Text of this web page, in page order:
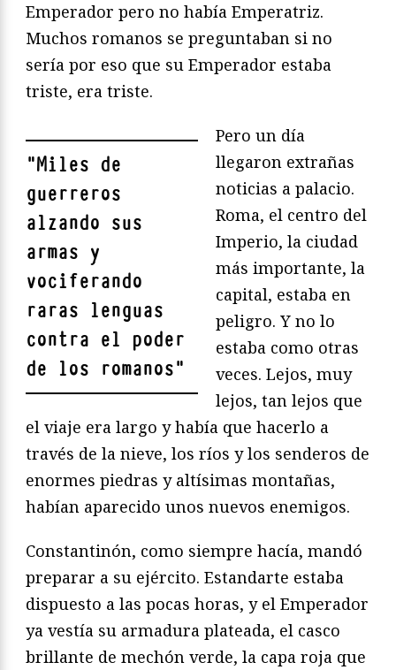
Emperador pero no había Emperatriz.
Muchos romanos se preguntaban si no
sería por eso que su Emperador estaba
triste, era triste.
"Miles de
guerreros
alzando sus
armas y
vociferando
raras lenguas
contra el poder
de los romanos"
Pero un día
llegaron extrañas
noticias a palacio.
Roma, el centro del
Imperio, la ciudad
más importante, la
capital, estaba en
peligro. Y no lo
estaba como otras
veces. Lejos, muy
lejos, tan lejos que
el viaje era largo y había que hacerlo a
través de la nieve, los ríos y los senderos de
enormes piedras y altísimas montañas,
habían aparecido unos nuevos enemigos.
Constantinón, como siempre hacía, mandó
preparar a su ejército. Estandarte estaba
dispuesto a las pocas horas, y el Emperador
ya vestía su armadura plateada, el casco
brillante de mechón verde, la capa roja que